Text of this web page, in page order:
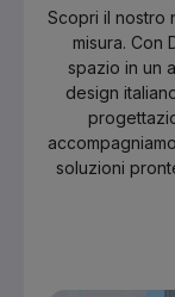
Scopri il nostro
misura. Con
spazio in un
design
soluzioni